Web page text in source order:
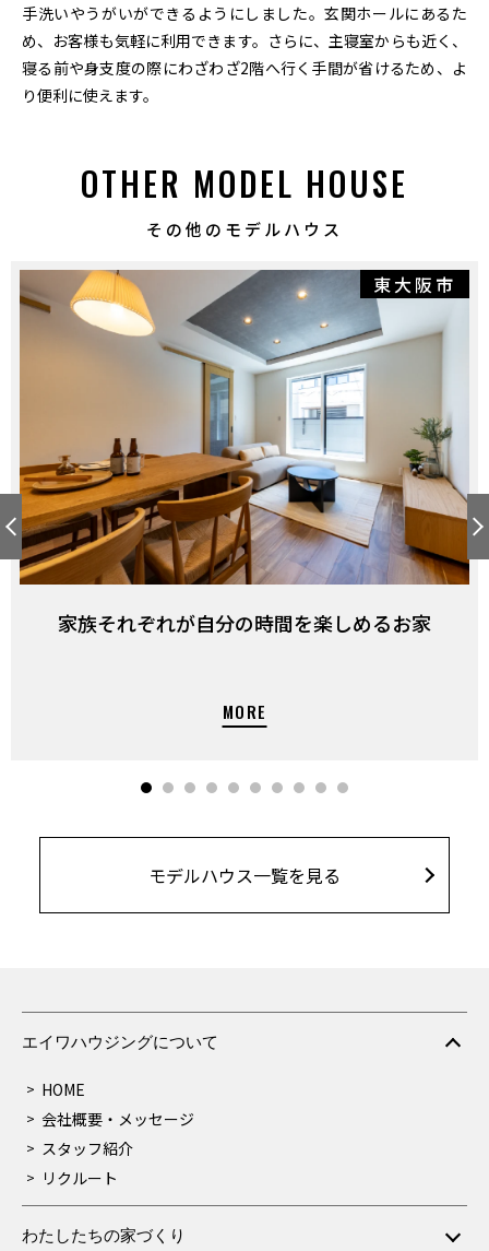
手洗いやうがいができるようにしました。玄関ホールにあるた
め、お客様も気軽に利用できます。さらに、主寝室からも近く、
寝る前や身支度の際にわざわざ2階へ行く手間が省けるため、よ
り便利に使えます。
OTHER MODEL HOUSE
その他のモデルハウス
東大阪市
家族それぞれが自分の時間を楽しめるお家
モデルハウス一覧を見る
エイワハウジングについて
HOME
会社概要・メッセージ
スタッフ紹介
リクルート
わたしたちの家づくり